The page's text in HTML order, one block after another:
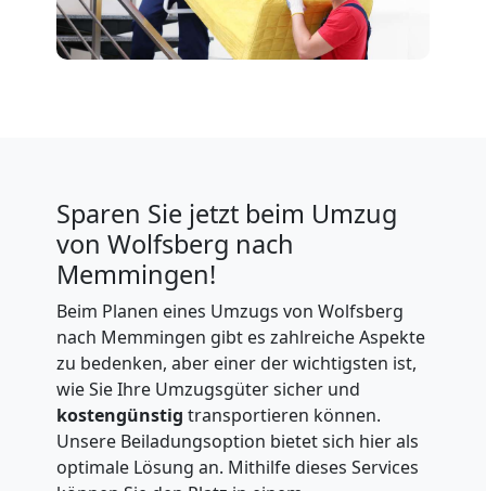
Sparen Sie jetzt beim Umzug
von Wolfsberg nach
Memmingen!
Beim Planen eines Umzugs von Wolfsberg
nach Memmingen gibt es zahlreiche Aspekte
zu bedenken, aber einer der wichtigsten ist,
wie Sie Ihre Umzugsgüter sicher und
kostengünstig transportieren können.
Unsere Beiladungsoption bietet sich hier als
optimale Lösung an. Mithilfe dieses Services